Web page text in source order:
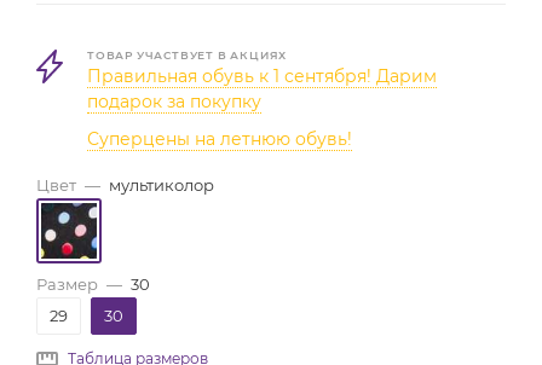
ТОВАР УЧАСТВУЕТ В АКЦИЯХ
Правильная обувь к 1 сентября! Дарим
подарок за покупку
Суперцены на летнюю обувь!
Цвет — мультиколор
Размер — 30
29
30
Таблица размеров